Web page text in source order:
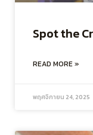
Spot the
READ MORE »
พฤศจิกายน 24, 2025